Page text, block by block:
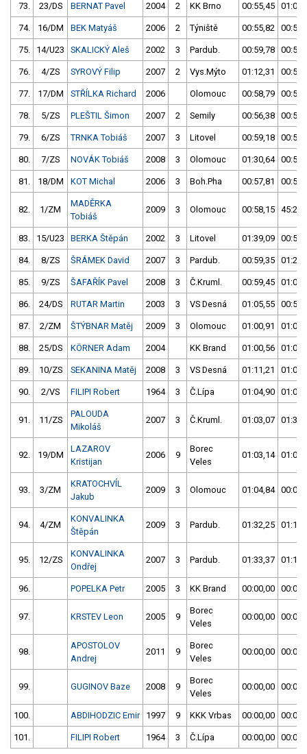
73. 23/DS BERNAT Pavel 2004 2 KK Brno 00:55,45
74. 16/DM BEK Matyáš 2006 2 Týniště 00:55,82
75. 14/U23 SKALICKÝ Aleš 2002 3 Pardub. 00:59,78
76. 4/ZS SYROVÝ Filip 2007 2 Vys.Mýto 01:12,31
77. 17/DM STŘÍLKA Richard 2006 Olomouc 00:58,79
78. 5/ZS PLEŠTIL Šimon 2007 2 Semily 00:56,38
79. 6/ZS TRNKA Tobiáš 2007 3 Litovel 00:59,18
80. 7/ZS NOVÁK Tobiáš 2008 3 Olomouc 01:30,64
81. 18/DM KOT Michal 2006 3 Boh.Pha 00:57,81
82. 1/ZM
MADĚRKA
Tobiáš
2009 3 Olomouc 00:58,15
83. 15/U23 BERKA Štěpán 2002 3 Litovel 01:39,09
84. 8/ZS ŠRÁMEK David 2007 3 Pardub. 00:59,35
85. 9/ZS ŠAFAŘÍK Pavel 2008 3 Č.Kruml. 00:59,45
86. 24/DS RUTAR Martin 2003 3 VS Desná 01:05,55
87. 2/ZM ŠTÝBNAR Matěj 2009 3 Olomouc 01:00,91
88. 25/DS KÖRNER Adam 2004 KK Brand 01:00,56
89. 10/ZS SEKANINA Matěj 2008 3 VS Desná 01:11,21
90. 2/VS FILIPI Robert 1964 3 Č.Lípa 01:04,90
91. 11/ZS
PALOUDA
Mikoláš
2007 3 Č.Kruml. 01:03,07
92. 19/DM
LAZAROV
Kristijan
2006 9
Borec
Veles
01:03,14
93. 3/ZM
KRATOCHVÍL
Jakub
2009 3 Olomouc 01:04,84
94. 4/ZM
KONVALINKA
Štěpán
2009 3 Pardub. 01:32,25
95. 12/ZS
KONVALINKA
Ondřej
2007 3 Pardub. 01:33,37
96. POPELKA Petr 2005 3 KK Brand 00:00,00
97. KRSTEV Leon 2005 9
Borec
Veles
00:00,00
98.
APOSTOLOV
Andrej
2011 9
Borec
Veles
00:00,00
99. GUGINOV Baze 2008 9
Borec
Veles
00:00,00
100. ABDIHODZIC Emir 1997 9 KKK Vrbas 00:00,00
101. FILIPI Robert 1964 3 Č.Lípa 00:00,00